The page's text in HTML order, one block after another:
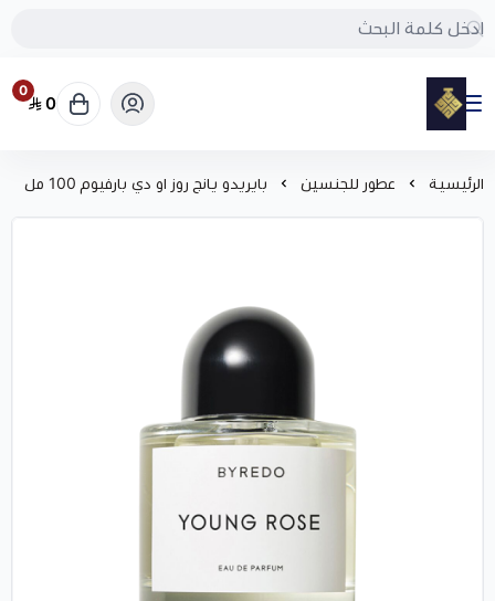
مود
0
0
الرئيسية عطور للجنسين بايريدو يانج روز او دي بارفيوم 100 مل